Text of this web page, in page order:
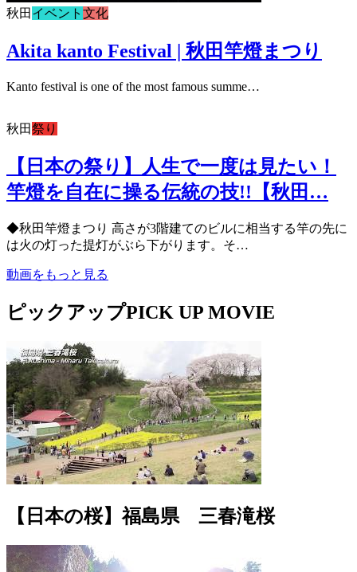
秋田 イベント 文化
Akita kanto Festival | 秋田竿燈まつり
Kanto festival is one of the most famous summe…
秋田祭り
【日本の祭り】人生で一度は見たい！
竿燈を自在に操る伝統の技!!【秋田…
◆秋田竿燈まつり 高さが3階建てのビルに相当する竿の先に
は火の灯った提灯がぶら下がります。そ…
動画をもっと見る
ピックアップPICK UP MOVIE
【日本の桜】福島県 三春滝桜